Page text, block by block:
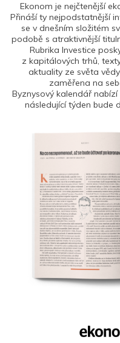
Ekonom je nejčtenější
Přináší ty nejpodstatnější
se v dnešním složitém
podobě s atraktivnější
Rubrika Investice
z kapitálových trhů,
aktuality ze světa
zaměřena na
Byznysový kalendář
následující týden bude